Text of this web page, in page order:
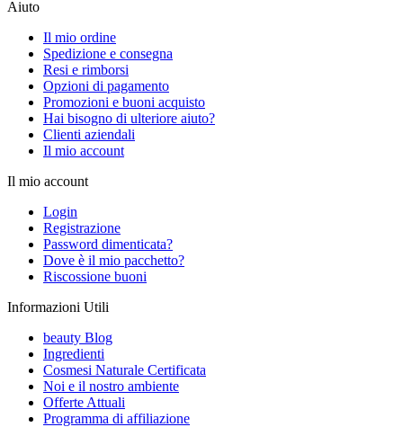
Aiuto
Il mio ordine
Spedizione e consegna
Resi e rimborsi
Opzioni di pagamento
Promozioni e buoni acquisto
Hai bisogno di ulteriore aiuto?
Clienti aziendali
Il mio account
Il mio account
Login
Registrazione
Password dimenticata?
Dove è il mio pacchetto?
Riscossione buoni
Informazioni Utili
beauty Blog
Ingredienti
Cosmesi Naturale Certificata
Noi e il nostro ambiente
Offerte Attuali
Programma di affiliazione